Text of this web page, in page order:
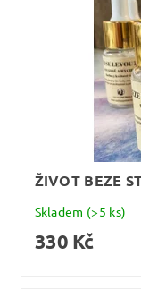
ŽIVOT BEZE
Skladem (>5 ks)
330 Kč